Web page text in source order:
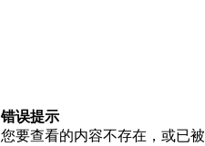
错误提示
您要查看的内容不存在，或已